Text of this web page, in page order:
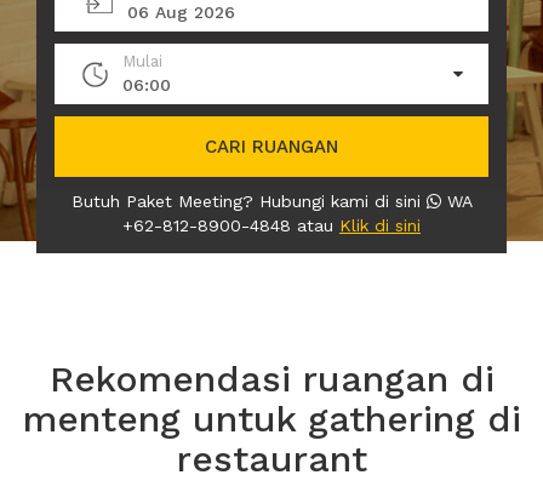
06 Aug 2026
Mulai
06:00
CARI RUANGAN
Butuh Paket Meeting? Hubungi kami di sini
WA
+62-812-8900-4848 atau Klik di sini
Rekomendasi ruangan di
menteng untuk gathering di
restaurant